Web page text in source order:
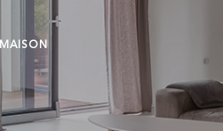
Terrasse
MAISON